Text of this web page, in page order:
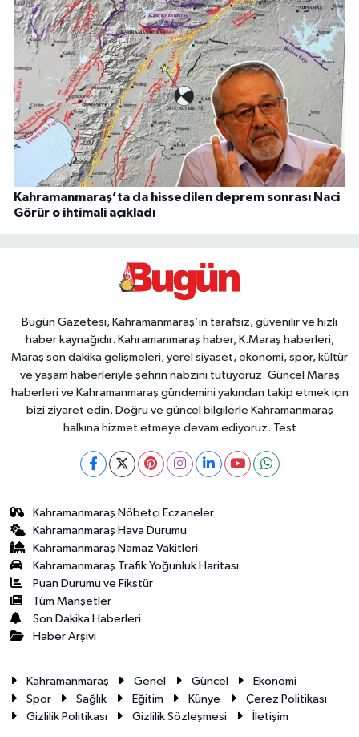
Kahramanmaraş’ta da hissedilen deprem sonrası Naci
Görür o ihtimali açıkladı
Bugün Gazetesi, Kahramanmaraş’ın tarafsız, güvenilir ve hızlı
haber kaynağıdır. Kahramanmaraş haber, K.Maraş haberleri,
Maraş son dakika gelişmeleri, yerel siyaset, ekonomi, spor, kültür
ve yaşam haberleriyle şehrin nabzını tutuyoruz. Güncel Maraş
haberleri ve Kahramanmaraş gündemini yakından takip etmek için
bizi ziyaret edin. Doğru ve güncel bilgilerle Kahramanmaraş
halkına hizmet etmeye devam ediyoruz. Test
Kahramanmaraş Nöbetçi Eczaneler
Kahramanmaraş Hava Durumu
Kahramanmaraş Namaz Vakitleri
Kahramanmaraş Trafik Yoğunluk Haritası
Puan Durumu ve Fikstür
Tüm Manşetler
Son Dakika Haberleri
Haber Arşivi
Kahramanmaraş Genel Güncel
Ekonomi
Spor
Sağlık Eğitim Künye
Çerez Politikası
Gizlilik Politikası
Gizlilik Sözleşmesi İletişim